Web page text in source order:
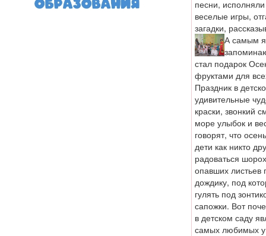
песни,
веселые игры,
загадки,
А самым
стал подарок
фруктами для
Праздник в
удивительные
краски, звонкий
море улыбок и
говорят, что
дети как никто
радоваться
опавших листьев
дождику, под
гулять под
сапожки. Вот
в детском саду
самых любимых